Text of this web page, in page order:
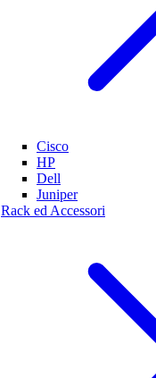
Cisco
HP
Dell
Juniper
Rack ed Accessori